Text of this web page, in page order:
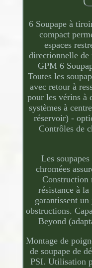
6 Soupape à
compact
espaces
directionnelle de
GPM 6
Toutes les
avec retour à
pour les vérins à
systèmes à
réservoir) -
Contrôles de
Les
chromées
Construction
résistance à
garantissent
obstructions.
Beyond
Montage de
de soupape de
PSI. Utilisation